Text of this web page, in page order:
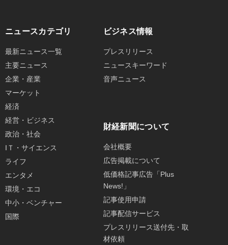
ニュースカテゴリ
最新ニュース一覧
主要ニュース
企業・産業
マーケット
経済
経営・ビジネス
政治・社会
IＴ・サイエンス
ライフ
エンタメ
環境・エコ
中小・ベンチャー
国際
ビジネス情報
プレスリリース
ニュースキーワード
音声ニュース
財経新聞について
会社概要
広告掲載について
低価格記事広告「Plus
News!」
記事使用申請
記事配信サービス
プレスリリース送付先・取
材依頼